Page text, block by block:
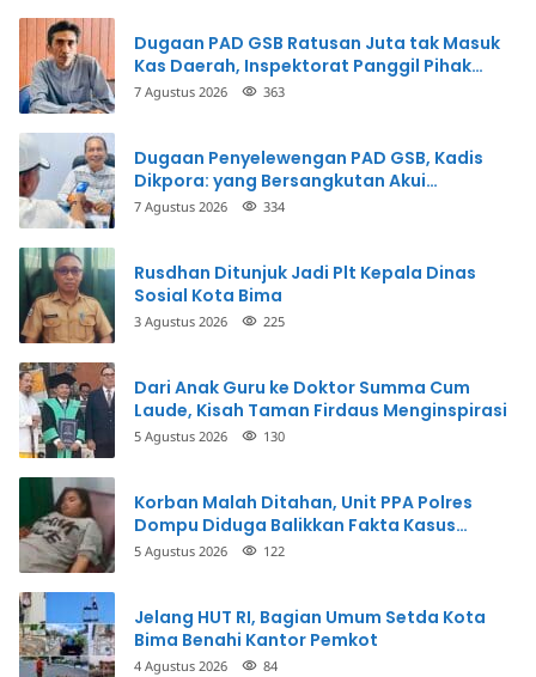
Dugaan PAD GSB Ratusan Juta tak Masuk
Kas Daerah, Inspektorat Panggil Pihak
Terkait
7 Agustus 2026 363
Dugaan Penyelewengan PAD GSB, Kadis
Dikpora: yang Bersangkutan Akui
Perbuatannya dan Siap Mengembalikan
7 Agustus 2026 334
Rusdhan Ditunjuk Jadi Plt Kepala Dinas
Sosial Kota Bima
3 Agustus 2026 225
Dari Anak Guru ke Doktor Summa Cum
Laude, Kisah Taman Firdaus Menginspirasi
5 Agustus 2026 130
Korban Malah Ditahan, Unit PPA Polres
Dompu Diduga Balikkan Fakta Kasus
Penganiayaan
5 Agustus 2026 122
Jelang HUT RI, Bagian Umum Setda Kota
Bima Benahi Kantor Pemkot
4 Agustus 2026 84